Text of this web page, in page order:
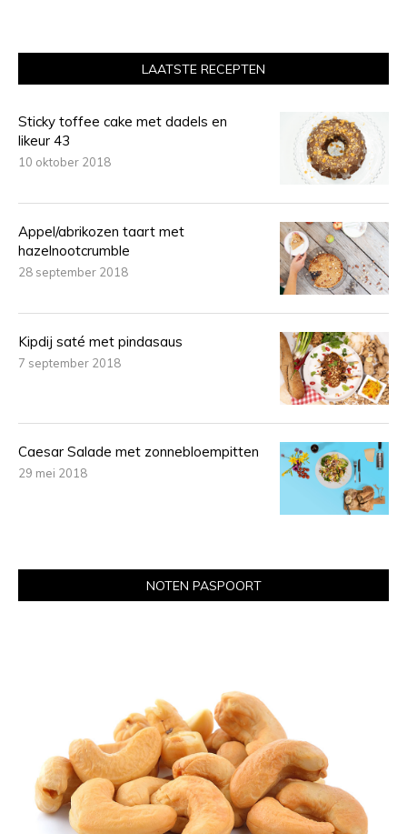
LAATSTE RECEPTEN
Sticky toffee cake met dadels en
likeur 43
10 oktober 2018
Appel/abrikozen taart met
hazelnootcrumble
28 september 2018
Kipdij saté met pindasaus
7 september 2018
Caesar Salade met zonnebloempitten
29 mei 2018
NOTEN PASPOORT